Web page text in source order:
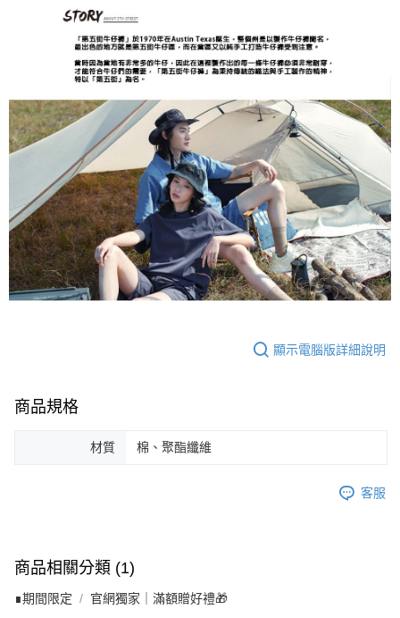
顯示電腦版詳細說明
商品規格
材質 棉、聚酯纖維
客服
商品相關分類 (1)
∎期間限定 官網獨家｜滿額贈好禮🎁